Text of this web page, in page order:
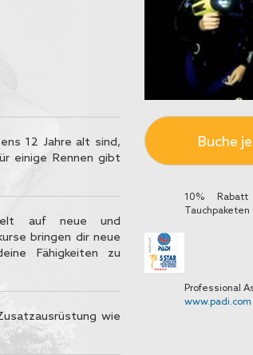
12 Jahre alt sind,
einige Rennen gibt
auf neue und
bringen dir neue
Fähigkeiten zu
wie
Buche
10%
Tauchpaketen
Professional
www.padi.com